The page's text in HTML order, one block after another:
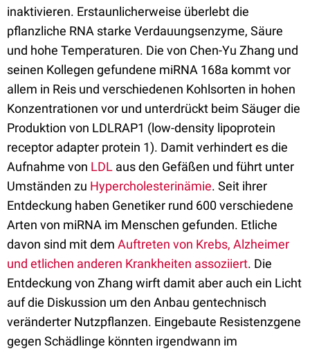
inaktivieren. Erstaunlicherweise überlebt die
pflanzliche RNA starke Verdauungsenzyme, Säure
und hohe Temperaturen. Die von Chen-Yu Zhang und
seinen Kollegen gefundene miRNA 168a kommt vor
allem in Reis und verschiedenen Kohlsorten in hohen
Konzentrationen vor und unterdrückt beim Säuger die
Produktion von LDLRAP1 (low-density lipoprotein
receptor adapter protein 1). Damit verhindert es die
Aufnahme von LDL aus den Gefäßen und führt unter
Umständen zu Hypercholesterinämie. Seit ihrer
Entdeckung haben Genetiker rund 600 verschiedene
Arten von miRNA im Menschen gefunden. Etliche
davon sind mit dem Auftreten von Krebs, Alzheimer
und etlichen anderen Krankheiten assoziiert. Die
Entdeckung von Zhang wirft damit aber auch ein Licht
auf die Diskussion um den Anbau gentechnisch
veränderter Nutzpflanzen. Eingebaute Resistenzgene
gegen Schädlinge könnten irgendwann im